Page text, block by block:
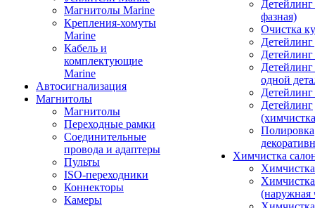
Магнитолы Marine
Крепления-хомуты
Marine
Кабель и
комплектующие
Marine
Автосигнализация
Магнитолы
Магнитолы
Переходные рамки
Соединительные
провода и адаптеры
Пульты
ISO-переходники
Коннекторы
Камеры
фазная)
Очистка
Детейлинг
одной
Детейлинг
Полировка
Химчистка
(наружная